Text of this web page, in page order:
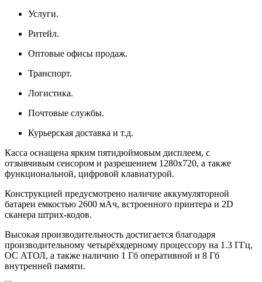
Услуги.
Ритейл.
Оптовые офисы продаж.
Транспорт.
Логистика.
Почтовые службы.
Курьерская доставка и т.д.
Касса оснащена ярким пятидюймовым дисплеем, с
отзывчивым сенсором и разрешением 1280x720, а также
функциональной, цифровой клавиатурой.
Конструкцией предусмотрено наличие аккумуляторной
батареи емкостью 2600 мАч, встроенного принтера и 2D
сканера штрих-кодов.
Высокая производительность достигается благодаря
производительному четырёхядерному процессору на 1.3 ГГц,
ОС АТОЛ, а также наличию 1 Гб оперативной и 8 Гб
внутренней памяти.